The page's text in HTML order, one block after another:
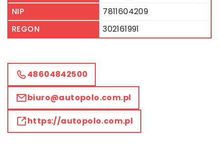
NIP
7811604209
REGON
302161991
48604842500
biuro@autopolo.com.pl
https://autopolo.com.pl